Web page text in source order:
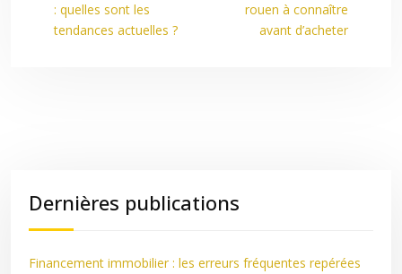
: quelles sont les
tendances actuelles ?
rouen à connaître
avant d’acheter
Dernières publications
Financement immobilier : les erreurs fréquentes repérées